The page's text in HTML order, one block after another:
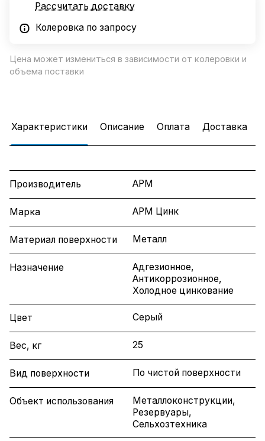
Рассчитать доставку
Колеровка по запросу
Цена может измениться в зависимости от колеровки и
объема поставки
Характеристики Описание Оплата Доставка
Производитель АРМ
Марка АРМ Цинк
Материал поверхности Металл
Назначение
Адгезионное,
Антикоррозионное,
Холодное цинкование
Цвет Серый
Вес, кг 25
Вид поверхности По чистой поверхности
Объект использования
Металлоконструкции,
Резервуары,
Сельхозтехника